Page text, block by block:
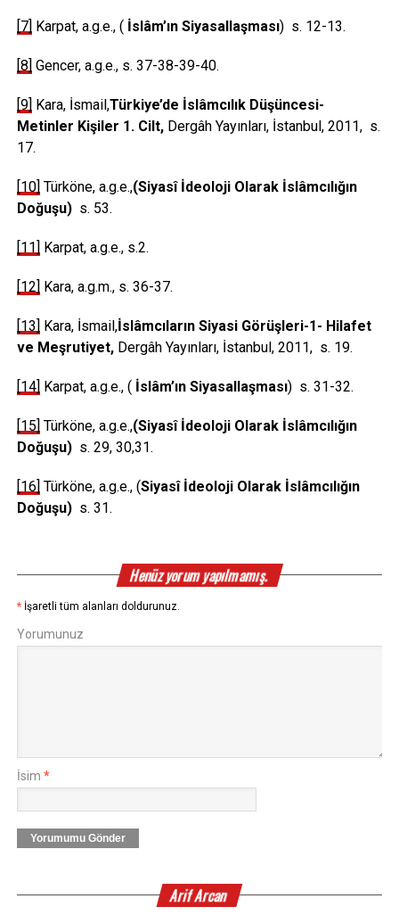
[7] Karpat, a.g.e., ( İslâm’ın Siyasallaşması) s. 12-13.
[8] Gencer, a.g.e., s. 37-38-39-40.
[9] Kara, İsmail,Türkiye’de İslâmcılık Düşüncesi-
Metinler Kişiler 1. Cilt, Dergâh Yayınları, İstanbul, 2011, s.
17.
[10] Türköne, a.g.e.,(Siyasî İdeoloji Olarak İslâmcılığın
Doğuşu) s. 53.
[11] Karpat, a.g.e., s.2.
[12] Kara, a.g.m., s. 36-37.
[13] Kara, İsmail,İslâmcıların Siyasi Görüşleri-1- Hilafet
ve Meşrutiyet, Dergâh Yayınları, İstanbul, 2011, s. 19.
[14] Karpat, a.g.e., ( İslâm’ın Siyasallaşması) s. 31-32.
[15] Türköne, a.g.e.,(Siyasî İdeoloji Olarak İslâmcılığın
Doğuşu) s. 29, 30,31.
[16] Türköne, a.g.e., (Siyasî İdeoloji Olarak İslâmcılığın
Doğuşu) s. 31.
Henüz yorum yapılmamış.
* İşaretli tüm alanları doldurunuz.
Yorumunuz
İsim *
Yorumumu Gönder
Arif Arcan